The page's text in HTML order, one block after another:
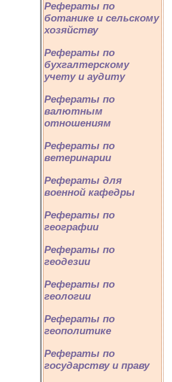
Рефераты по
ботанике и сельскому
хозяйству
Рефераты по
бухгалтерскому
учету и аудиту
Рефераты по
валютным
отношениям
Рефераты по
ветеринарии
Рефераты для
военной кафедры
Рефераты по
географии
Рефераты по
геодезии
Рефераты по
геологии
Рефераты по
геополитике
Рефераты по
государству и праву